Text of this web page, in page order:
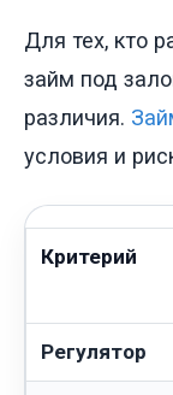
Для тех, кто
займ под
различия.
условия и
Критерий
Регулятор